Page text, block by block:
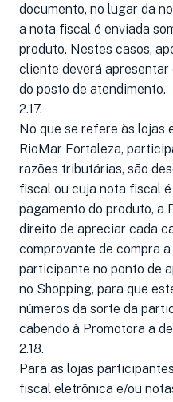
documento, no lugar da
a nota fiscal é enviada
produto. Nestes casos,
cliente deverá
do posto de atendimento.
2.17.
No que se refere às lojas
RioMar Fortaleza,
razões tributárias, são
fiscal ou cuja nota fiscal
pagamento do produto, a
direito de apreciar cada
comprovante de compra
participante no ponto de
no Shopping, para que
números da sorte da
cabendo à Promotora a
2.18.
Para as lojas
fiscal eletrônica e/ou